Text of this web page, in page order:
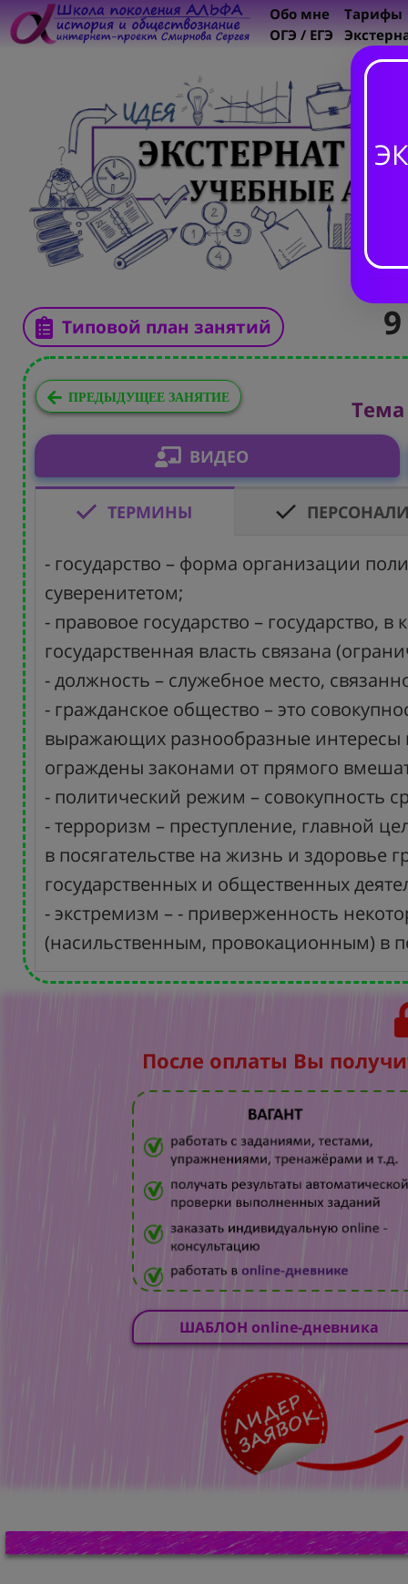
Обо мне
ОГЭ / ЕГЭ
Тарифы
Типовой план занятий
ПРЕДЫДУЩЕЕ ЗАНЯТИЕ Тема
ВИДЕО
ТЕРМИНЫ
- государство – форма организации
суверенитетом;
- правовое государство –
государственная власть связана
- должность – служебное место,
- гражданское общество – это
выражающих разнообразные интересы
ограждены законами от прямого
- политический режим – совокупность
- терроризм – преступление, главной
в посягательстве на жизнь и здоровье
государственных и общественных
- экстремизм – - приверженность
(насильственным, провокационным) в
После оплаты Вы
ШАБЛОН online-дневника